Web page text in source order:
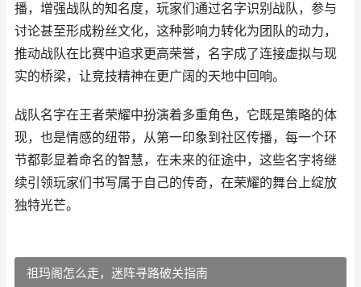
播，增强战队的知名度，玩家们通过名字识别战队，参与
讨论甚至形成粉丝文化，这种影响力转化为团队的动力，
推动战队在比赛中追求更高荣誉，名字成了连接虚拟与现
实的桥梁，让竞技精神在更广阔的天地中回响。
战队名字在王者荣耀中扮演着多重角色，它既是策略的体
现，也是情感的纽带，从第一印象到社区传播，每一个环
节都彰显着命名的智慧，在未来的征途中，这些名字将继
续引领玩家们书写属于自己的传奇，在荣耀的舞台上绽放
独特光芒。
祖玛阁怎么走，迷阵寻路破关指南